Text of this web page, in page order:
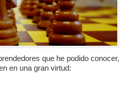
en una gran virtud: